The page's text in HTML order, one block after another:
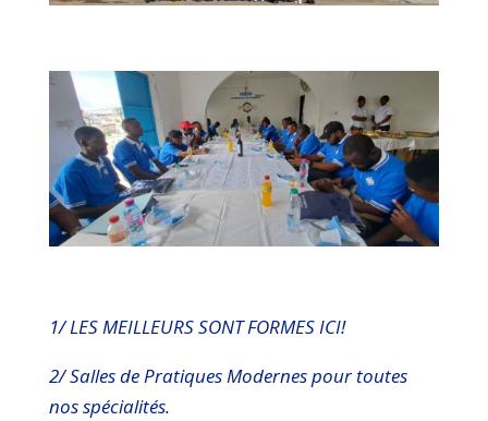
1/ LES MEILLEURS SONT FORMES ICI!
2/ Salles de Pratiques Modernes pour toutes
nos spécialités.